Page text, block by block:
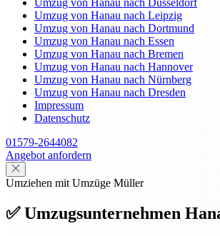
Umzug von Hanau nach Düsseldorf
Umzug von Hanau nach Leipzig
Umzug von Hanau nach Dortmund
Umzug von Hanau nach Essen
Umzug von Hanau nach Bremen
Umzug von Hanau nach Hannover
Umzug von Hanau nach Nürnberg
Umzug von Hanau nach Dresden
Impressum
Datenschutz
01579-2644082
Angebot anfordern
Umziehen mit Umzüge Müller
✅ Umzugsunternehmen